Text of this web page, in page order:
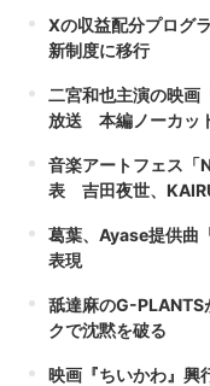
Xの収益配分プログ
新制度に移行
二宮和也主演の映画
放送 本編ノーカッ
音楽アートフェス「
表 吉田夜世、
葛葉、Ayase提供曲
表現
舐達麻のG-
クで沈黙を破る
映画『ちいかわ』